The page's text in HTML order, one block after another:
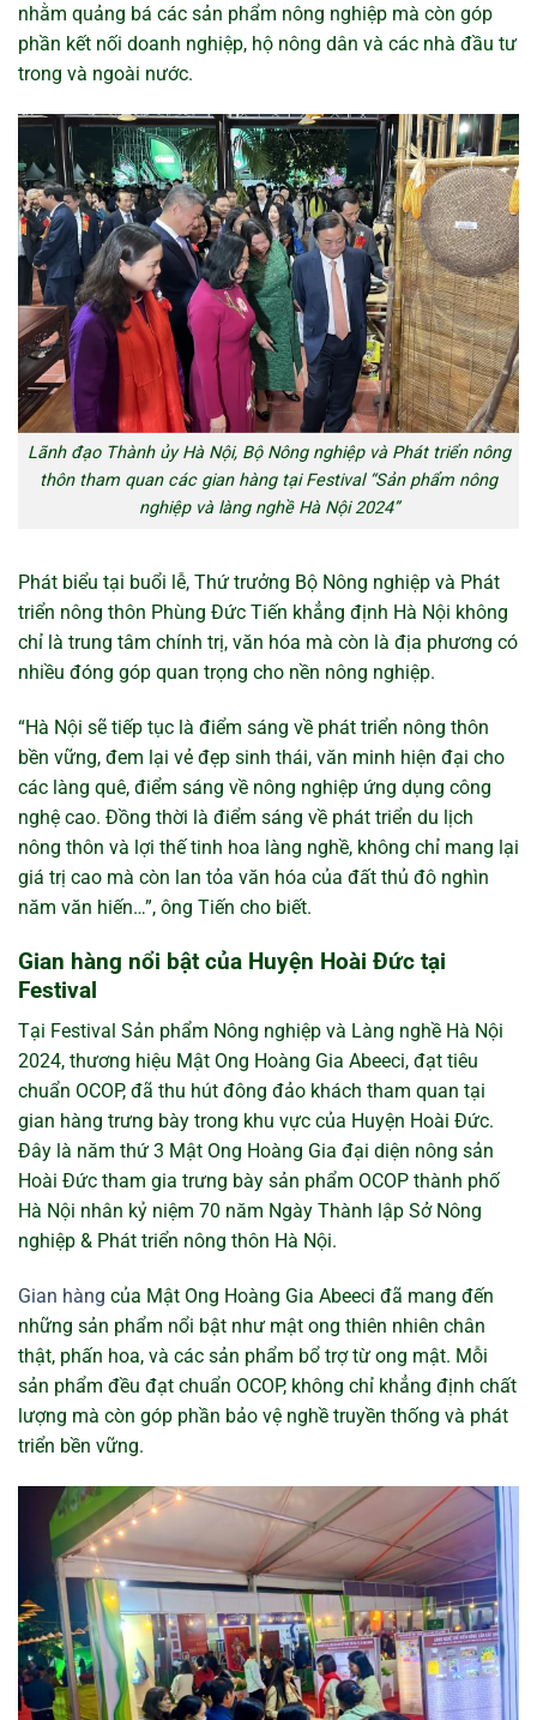
nhằm quảng bá các sản phẩm nông nghiệp mà còn góp
phần kết nối doanh nghiệp, hộ nông dân và các nhà đầu tư
trong và ngoài nước.
Lãnh đạo Thành ủy Hà Nội, Bộ Nông nghiệp và Phát triển nông
thôn tham quan các gian hàng tại Festival “Sản phẩm nông
nghiệp và làng nghề Hà Nội 2024”
Phát biểu tại buổi lễ, Thứ trưởng Bộ Nông nghiệp và Phát
triển nông thôn Phùng Đức Tiến khẳng định Hà Nội không
chỉ là trung tâm chính trị, văn hóa mà còn là địa phương có
nhiều đóng góp quan trọng cho nền nông nghiệp.
“Hà Nội sẽ tiếp tục là điểm sáng về phát triển nông thôn
bền vững, đem lại vẻ đẹp sinh thái, văn minh hiện đại cho
các làng quê, điểm sáng về nông nghiệp ứng dụng công
nghệ cao. Đồng thời là điểm sáng về phát triển du lịch
nông thôn và lợi thế tinh hoa làng nghề, không chỉ mang lại
giá trị cao mà còn lan tỏa văn hóa của đất thủ đô nghìn
năm văn hiến…”, ông Tiến cho biết.
Gian hàng nổi bật của Huyện Hoài Đức tại
Festival
Tại Festival Sản phẩm Nông nghiệp và Làng nghề Hà Nội
2024, thương hiệu Mật Ong Hoàng Gia Abeeci, đạt tiêu
chuẩn OCOP, đã thu hút đông đảo khách tham quan tại
gian hàng trưng bày trong khu vực của Huyện Hoài Đức.
Đây là năm thứ 3 Mật Ong Hoàng Gia đại diện nông sản
Hoài Đức tham gia trưng bày sản phẩm OCOP thành phố
Hà Nội nhân kỷ niệm 70 năm Ngày Thành lập Sở Nông
nghiệp & Phát triển nông thôn Hà Nội.
Gian hàng của Mật Ong Hoàng Gia Abeeci đã mang đến
những sản phẩm nổi bật như mật ong thiên nhiên chân
thật, phấn hoa, và các sản phẩm bổ trợ từ ong mật. Mỗi
sản phẩm đều đạt chuẩn OCOP, không chỉ khẳng định chất
lượng mà còn góp phần bảo vệ nghề truyền thống và phát
triển bền vững.